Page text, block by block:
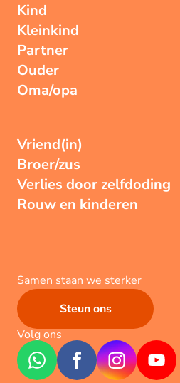
Kind
Kleinkind
Partner
Ouder
Oma/opa
Vriend(in)
Broer/zus
Verlies door zelfdoding
Rouw en kinderen
Samen staan we sterker
Steun ons
Volg ons